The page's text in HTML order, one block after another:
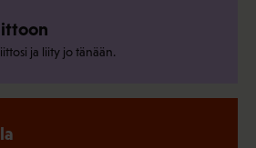
ja liity jo tänään.